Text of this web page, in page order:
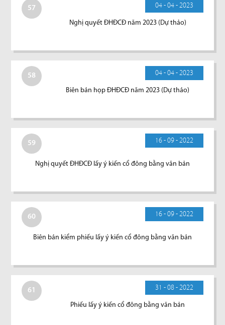
57 04 - 04 - 2023
Nghị quyết ĐHĐCĐ năm 2023 (Dự thảo)
58 04 - 04 - 2023
Biên bản họp ĐHĐCĐ năm 2023 (Dự thảo)
59 16 - 09 - 2022
Nghị quyết ĐHĐCĐ lấy ý kiến cổ đông bằng văn bản
60 16 - 09 - 2022
Biên bản kiểm phiếu lấy ý kiến cổ đông bằng văn bản
61 31 - 08 - 2022
Phiếu lấy ý kiến cổ đông bằng văn bản